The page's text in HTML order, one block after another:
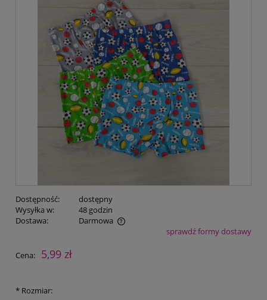
Dostępność:
dostępny
Wysyłka w:
48 godzin
Dostawa:
Darmowa
Cena nie zawiera ewentualnych kosztów płatnościsprawdź formy dostawy
Cena: 5,99 zł
* Rozmiar: